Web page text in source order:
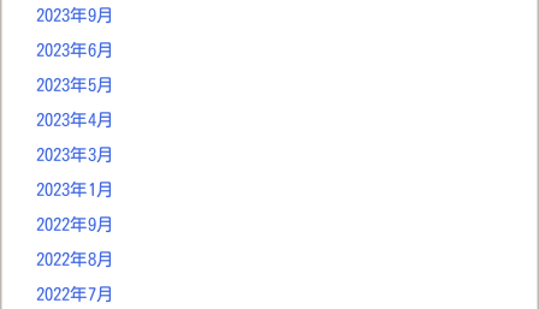
2023年9月
2023年6月
2023年5月
2023年4月
2023年3月
2023年1月
2022年9月
2022年8月
2022年7月